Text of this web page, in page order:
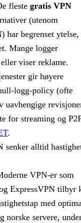
fleste gratis VPN
(utenom
har begrenset ytelse,
Mange logger
viser reklame.
gir høyere
logg-policy (ofte
uavhengige
for streaming og
.
senker alltid
VPN-er som
ExpressVPN tilbyr
med
norske servere,